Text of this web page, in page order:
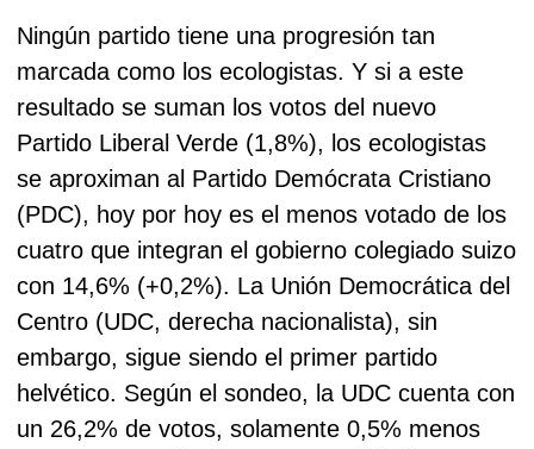
Ningún partido tiene una progresión tan
marcada como los ecologistas. Y si a este
resultado se suman los votos del nuevo
Partido Liberal Verde (1,8%), los ecologistas
se aproximan al Partido Demócrata Cristiano
(PDC), hoy por hoy es el menos votado de los
cuatro que integran el gobierno colegiado suizo
con 14,6% (+0,2%). La Unión Democrática del
Centro (UDC, derecha nacionalista), sin
embargo, sigue siendo el primer partido
helvético. Según el sondeo, la UDC cuenta con
un 26,2% de votos, solamente 0,5% menos